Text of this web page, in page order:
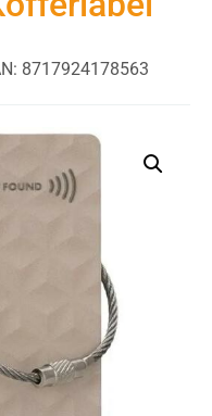
8717924178563